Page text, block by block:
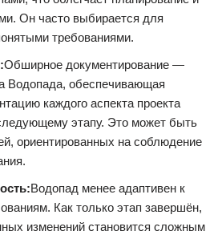
Он часто выбирается для
требованиями.
Обширное документирование —
Водопада, обеспечивающая
каждого аспекта проекта
этапу. Это может быть
ориентированных на соблюдение
Водопад менее адаптивен к
Как только этап завершён,
изменений становится сложным